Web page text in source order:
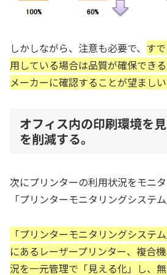
しかしながら、注意も必要で、 す
用している場合は品質が確保でき
メーカーに確認することが望まし
オフィス内の印刷環境を
を削減する。
次にプリンターの利用状況をモニ
「プリンターモニタリングシステ
「プリンターモニタリングシステ
にあるレーザープリンター、複合
況を一元管理で「見える化」し、